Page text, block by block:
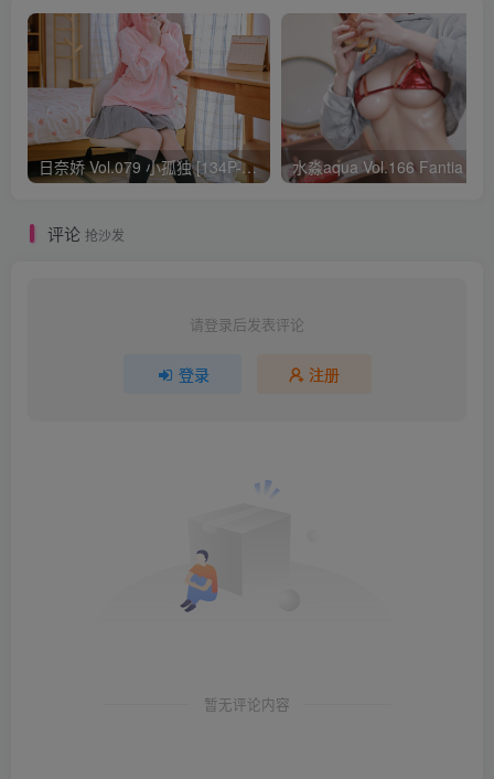
日奈娇 Vol.079 小孤独 [134P-1.84GB]
评论 抢沙发
请登录后发表评论
登录 注册
暂无评论内容